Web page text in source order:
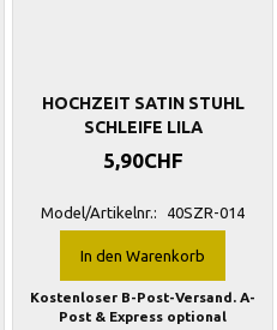
HOCHZEIT SATIN STUHL
SCHLEIFE LILA
5,90CHF
Model/Artikelnr.: 40SZR-014
In den Warenkorb
Kostenloser B-Post-Versand. A-
Post & Express optional